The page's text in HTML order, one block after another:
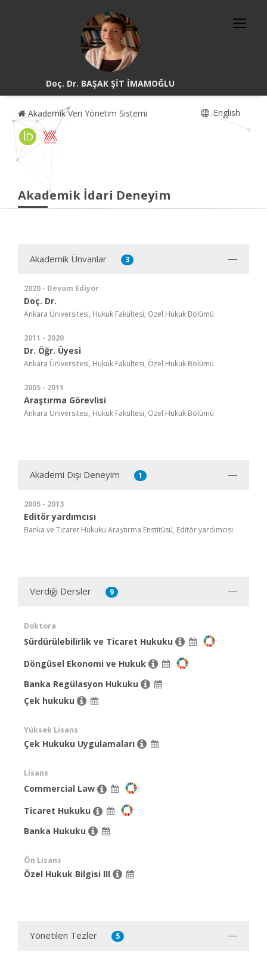
Doç. Dr. BAŞAK ŞİT İMAMOĞLU
Akademik Veri Yönetim Sistemi English
Akademik İdari Deneyim
Akademik Ünvanlar 3
2020 - Devam Ediyor
Doç. Dr.
Ankara Üniversitesi, Hukuk Fakültesi, Özel Hukuk Bölümü
2011 - 2020
Dr. Öğr. Üyesi
Ankara Üniversitesi, Hukuk Fakültesi, Özel Hukuk Bölümü
2005 - 2011
Araştırma Görevlisi
Ankara Üniversitesi, Hukuk Fakültesi, Özel Hukuk Bölümü
Akademi Dışı Deneyim 1
2005 - 2013
Editör yardımcısı
Banka ve Ticaret Hukuku Araştırma Enstitüsü, Editör yardımcısı
Verdiği Dersler 9
Doktora
Sürdürülebilirlik ve Ticaret Hukuku
Döngüsel Ekonomi ve Hukuk
Banka Regülasyon Hukuku
Çek hukuku
Yüksek Lisans
Çek Hukuku Uygulamaları
Lisans
Commercial Law
Ticaret Hukuku
Banka Hukuku
Ön Lisans
Özel Hukuk Bilgisi III
Yönetilen Tezler 5